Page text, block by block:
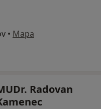
• Mapa
Radovan